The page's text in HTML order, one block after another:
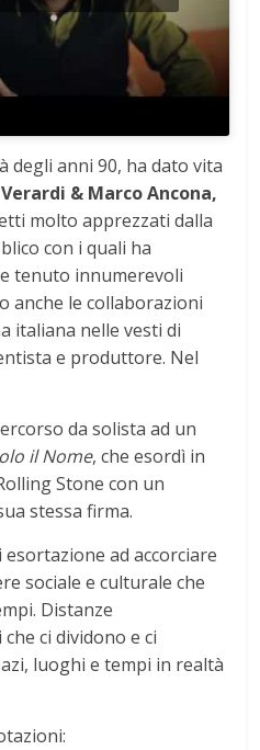
degli anni 90, ha dato vita
& Marco Ancona,
molto apprezzati dalla
con i quali ha
tenuto innumerevoli
anche le collaborazioni
italiana nelle vesti di
e produttore. Nel
da solista ad un
il Nome, che esordì in
Stone con un
stessa firma.
ad accorciare
sociale e culturale che
Distanze
ci dividono e ci
luoghi e tempi in realtà